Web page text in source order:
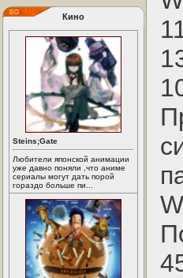
Кино
Steins;Gate
Любители японской анимации
уже давно поняли ,что аниме
сериалы могут дать порой
гораздо больше пи...